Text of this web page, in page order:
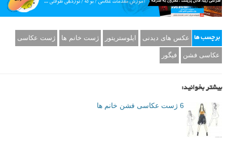
برچسب ها عکس های دیدنی ایلوستریتور ژست خانم ها ژست عکاسی
عکاسی فشن فیگور
بیشتر بخوانید:
6 ژست عکاسی فشن خانم ها